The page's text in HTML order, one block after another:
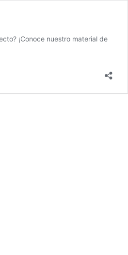
¡Conoce nuestro material de